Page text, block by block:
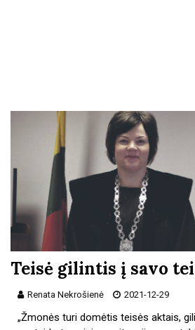
Teisė gilintis į savo
Renata Nekrošienė 2021-12-29
„Žmonės turi domėtis teisės aktais,